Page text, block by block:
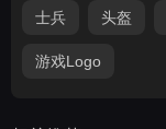
士兵 头盔
游戏Logo